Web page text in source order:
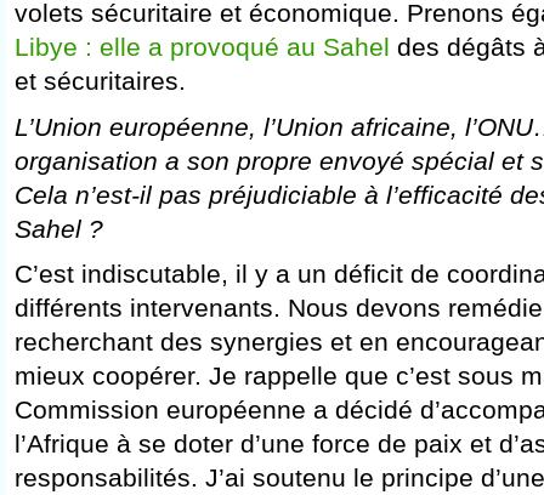
volets sécuritaire et économique. Prenons
Libye : elle a provoqué au Sahel des dégâts
et sécuritaires.
L’Union européenne, l’Union africaine,
organisation a son propre envoyé spécial et
Cela n’est-il pas préjudiciable à l’efficacité
Sahel ?
C’est indiscutable, il y a un déficit de
différents intervenants. Nous devons
recherchant des synergies et en
mieux coopérer. Je rappelle que c’est sous
Commission européenne a décidé
l’Afrique à se doter d’une force de paix et
responsabilités. J’ai soutenu le principe